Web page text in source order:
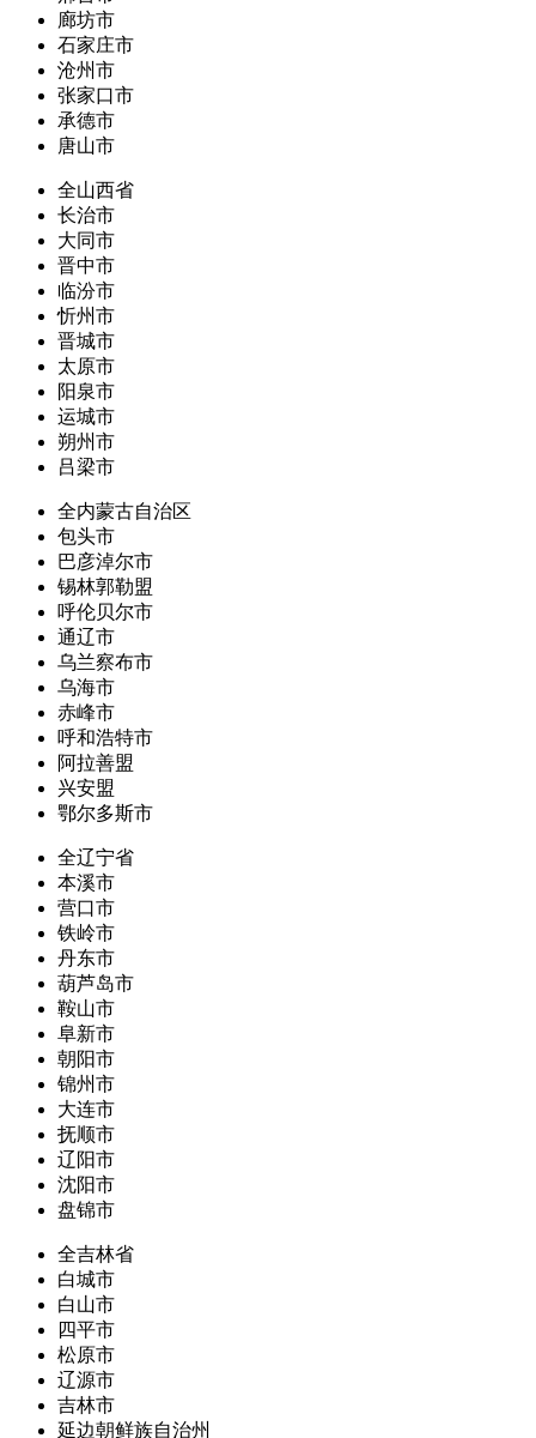
廊坊市
石家庄市
沧州市
张家口市
承德市
唐山市
全山西省
长治市
大同市
晋中市
临汾市
忻州市
晋城市
太原市
阳泉市
运城市
朔州市
吕梁市
全内蒙古自治区
包头市
巴彦淖尔市
锡林郭勒盟
呼伦贝尔市
通辽市
乌兰察布市
乌海市
赤峰市
呼和浩特市
阿拉善盟
兴安盟
鄂尔多斯市
全辽宁省
本溪市
营口市
铁岭市
丹东市
葫芦岛市
鞍山市
阜新市
朝阳市
锦州市
大连市
抚顺市
辽阳市
沈阳市
盘锦市
全吉林省
白城市
白山市
四平市
松原市
辽源市
吉林市
延边朝鲜族自治州